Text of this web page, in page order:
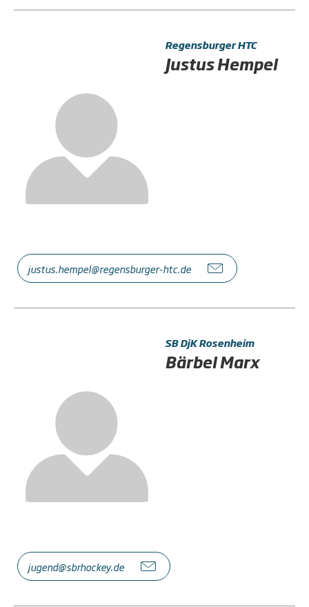
Regensburger HTC
Justus Hempel
justus.hempel@regensburger-htc.de
SB DjK Rosenheim
Bärbel Marx
jugend@sbrhockey.de